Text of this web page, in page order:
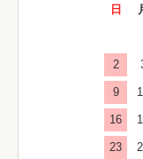
日
2
9
16
23